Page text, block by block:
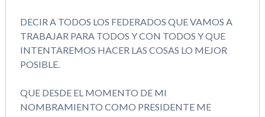
DECIR A TODOS LOS FEDERADOS QUE VAMOS A
TRABAJAR PARA TODOS Y CON TODOS Y QUE
INTENTAREMOS HACER LAS COSAS LO MEJOR
POSIBLE.
QUE DESDE EL MOMENTO DE MI
NOMBRAMIENTO COMO PRESIDENTE ME